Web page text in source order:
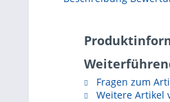
Fragen zum
Weitere Artikel